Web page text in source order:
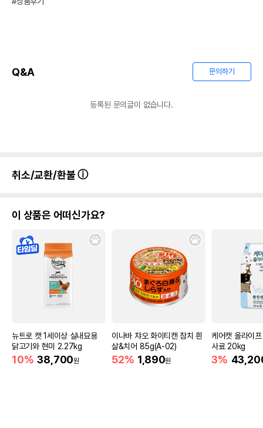
Q&A 문의하기
등록된 문의글이 없습니다.
취소/교환/환불
이 상품은 어떠신가요?
뉴트로 캣 1세이상 실내묘용
닭고기와 현미 2.27kg
10% 38,700원
이나바 챠오 화이티캔 참치 흰
살&치어 85g(A-02)
52% 1,890원
케어캣 올라이
사료 20kg
3%